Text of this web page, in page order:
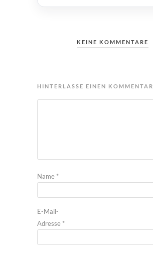
KEINE KOMMENTARE
HINTERLASSE EINEN KOMMENTAR
Name *
E-Mail-
Adresse *